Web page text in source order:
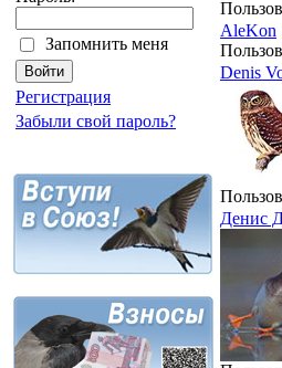
Запомнить меня
Регистрация
Забыли свой пароль?
AleKon
Denis
Денис